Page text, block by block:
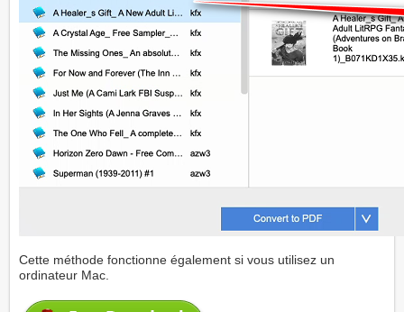
Cette méthode fonctionne également si vous utilisez un
ordinateur Mac.